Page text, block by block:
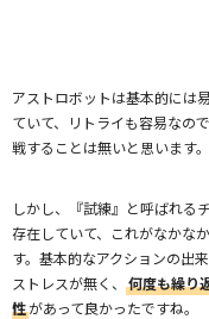
アストロボットは基本的には
ていて、リトライも容易なの
戦することは無いと思います。
しかし、『試練』と呼ばれる
存在していて、これがなかな
す。基本的なアクションの出
ストレスが無く、
何度も繰り
性があって良かったですね。